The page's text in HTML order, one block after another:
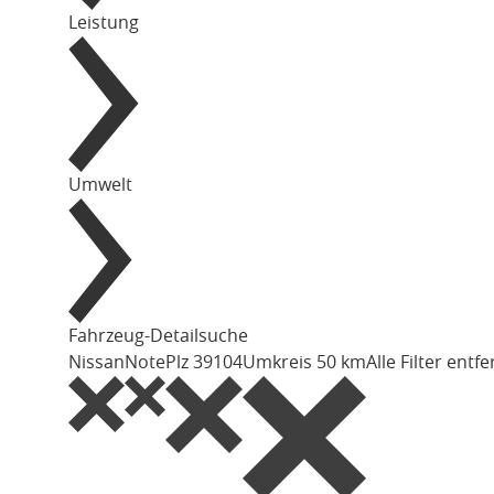
Leistung
Umwelt
Fahrzeug-Detailsuche
NissanNotePlz 39104Umkreis 50 kmAlle Filter